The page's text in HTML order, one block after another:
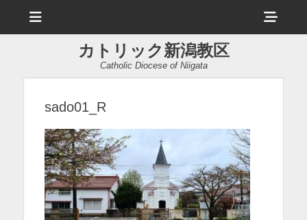
ュ
ヘ
ッ
ー
カトリック新潟教区
Catholic Diocese of Niigata
sado01_R